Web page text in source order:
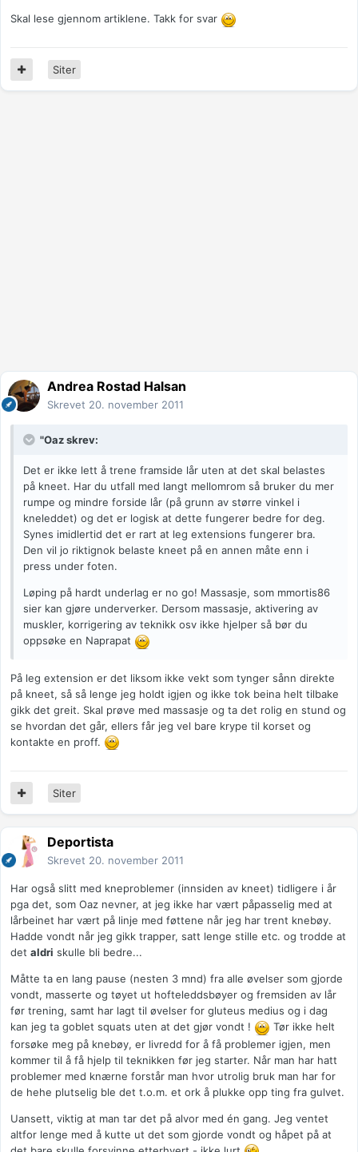
Skal lese gjennom artiklene. Takk for svar
Siter
Andrea Rostad Halsan
Skrevet 20. november 2011
"Oaz skrev:
Det er ikke lett å trene framside lår uten at det skal belastes
på kneet. Har du utfall med langt mellomrom så bruker du mer
rumpe og mindre forside lår (på grunn av større vinkel i
kneleddet) og det er logisk at dette fungerer bedre for deg.
Synes imidlertid det er rart at leg extensions fungerer bra.
Den vil jo riktignok belaste kneet på en annen måte enn i
press under foten.
Løping på hardt underlag er no go! Massasje, som mmortis86
sier kan gjøre underverker. Dersom massasje, aktivering av
muskler, korrigering av teknikk osv ikke hjelper så bør du
oppsøke en Naprapat
På leg extension er det liksom ikke vekt som tynger sånn direkte
på kneet, så så lenge jeg holdt igjen og ikke tok beina helt tilbake
gikk det greit. Skal prøve med massasje og ta det rolig en stund og
se hvordan det går, ellers får jeg vel bare krype til korset og
kontakte en proff.
Siter
Deportista
Skrevet 20. november 2011
Har også slitt med kneproblemer (innsiden av kneet) tidligere i år
pga det, som Oaz nevner, at jeg ikke har vært påpasselig med at
lårbeinet har vært på linje med føttene når jeg har trent knebøy.
Hadde vondt når jeg gikk trapper, satt lenge stille etc. og trodde at
det aldri skulle bli bedre...
Måtte ta en lang pause (nesten 3 mnd) fra alle øvelser som gjorde
vondt, masserte og tøyet ut hofteleddsbøyer og fremsiden av lår
før trening, samt har lagt til øvelser for gluteus medius og i dag
kan jeg ta goblet squats uten at det gjør vondt !
Tør ikke helt
forsøke meg på knebøy, er livredd for å få problemer igjen, men
kommer til å få hjelp til teknikken før jeg starter. Når man har hatt
problemer med knærne forstår man hvor utrolig bruk man har for
de hehe plutselig ble det t.o.m. et ork å plukke opp ting fra gulvet.
Uansett, viktig at man tar det på alvor med én gang. Jeg ventet
altfor lenge med å kutte ut det som gjorde vondt og håpet på at